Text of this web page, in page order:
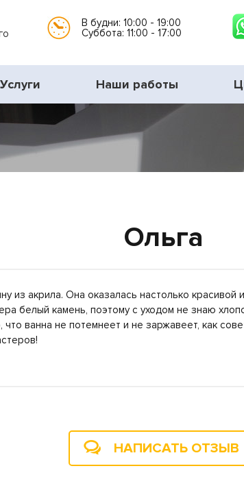
В будни: 10:00 - 19:00
Суббота: 11:00 - 17:00
Услуги Наши работы
Ольга
из акрила. Она оказалась настолько красивой
белый камень, поэтому с уходом не знаю
ванна не потемнеет и не заржавеет, как
НАПИСАТЬ ОТЗЫВ